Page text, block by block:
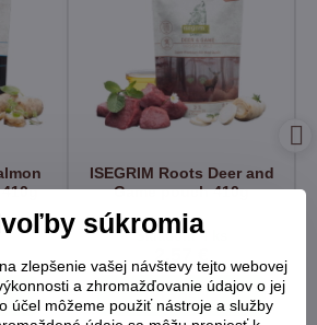
ISEGRIM Roots Deer and
Game pouch 410g
Skladom 4 ks
Do košíka
súkromia
zlepšenie vašej návštevy tejto webovej
a zhromažďovanie údajov o jej
účel môžeme použiť nástroje a služby